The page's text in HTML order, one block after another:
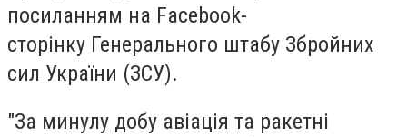
посиланням на Facebook-
сторінку Генерального штабу Збройних
сил України (ЗСУ).
"За минулу добу авіація та ракетні